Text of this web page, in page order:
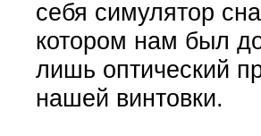
себя симулятор
котором нам был
лишь оптический
нашей винтовки.